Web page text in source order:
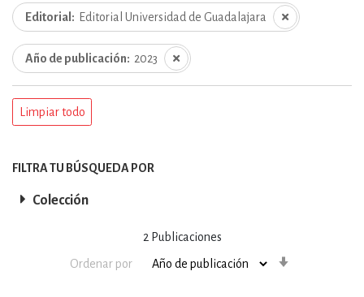
2 Publicaciones
Ordenar por
Editorial Editorial Universidad de Guadalajara
Año de publicación 2023
Limpiar todo
FILTRA TU BÚSQUEDA POR
Colección